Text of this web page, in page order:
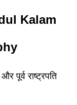
Kalam
पूर्व राष्ट्रपति